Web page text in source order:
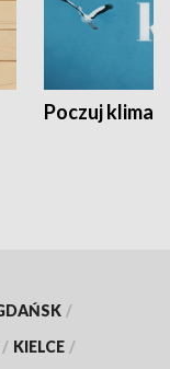
Poczuj klimat
/
/ KIELCE /